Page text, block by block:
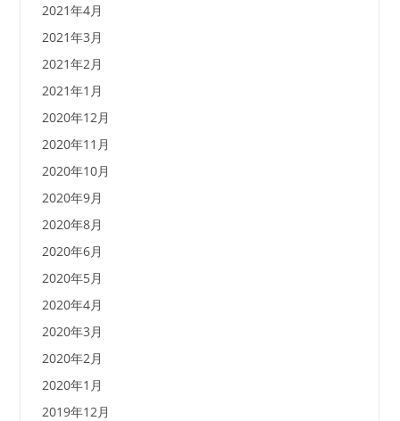
2021年4月
2021年3月
2021年2月
2021年1月
2020年12月
2020年11月
2020年10月
2020年9月
2020年8月
2020年6月
2020年5月
2020年4月
2020年3月
2020年2月
2020年1月
2019年12月